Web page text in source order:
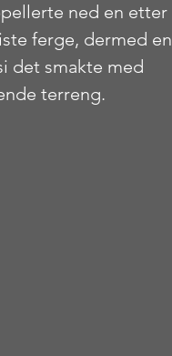
ned en etter
ferge, dermed en
det smakte med
terreng.